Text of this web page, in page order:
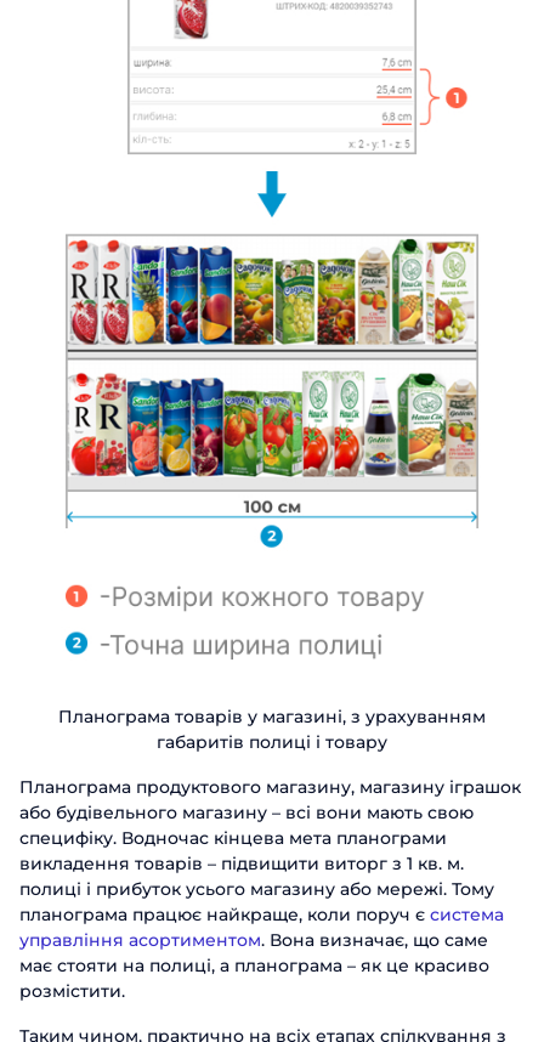
Планограма товарів у магазині, з урахуванням
габаритів полиці і товару
Планограма продуктового магазину, магазину іграшок
або будівельного магазину – всі вони мають свою
специфіку. Водночас кінцева мета планограми
викладення товарів – підвищити виторг з 1 кв. м.
полиці і прибуток усього магазину або мережі. Тому
планограма працює найкраще, коли поруч є система
управління асортиментом. Вона визначає, що саме
має стояти на полиці, а планограма – як це красиво
розмістити.
Таким чином, практично на всіх етапах спілкування з